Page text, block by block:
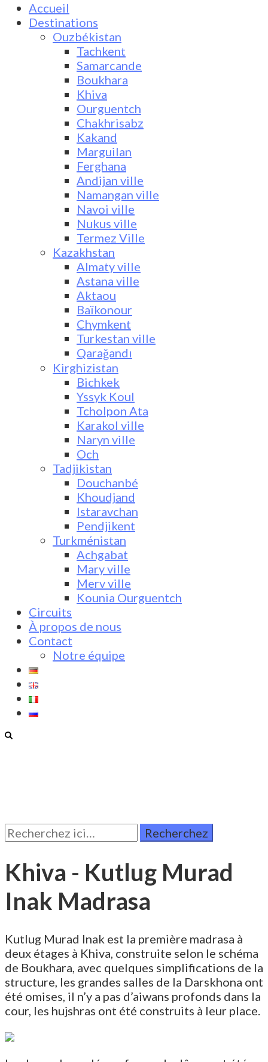
Accueil
Destinations
Ouzbékistan
Tachkent
Samarcande
Boukhara
Khiva
Ourguentch
Chakhrisabz
Kakand
Marguilan
Ferghana
Andijan ville
Namangan ville
Navoi ville
Nukus ville
Termez Ville
Kazakhstan
Almaty ville
Astana ville
Aktaou
Baïkonour
Chymkent
Turkestan ville
Qarağandı
Kirghizistan
Bichkek
Yssyk Koul
Tcholpon Ata
Karakol ville
Naryn ville
Och
Tadjikistan
Douchanbé
Khoudjand
Istaravchan
Pendjikent
Turkménistan
Achgabat
Mary ville
Merv ville
Kounia Ourguentch
Circuits
À propos de nous
Contact
Notre équipe
Rechercher:
Khiva - Kutlug Murad
Inak Madrasa
Kutlug Murad Inak est la première madrasa à
deux étages à Khiva, construite selon le schéma
de Boukhara, avec quelques simplifications de la
structure, les grandes salles de la Darskhona ont
été omises, il n’y a pas d’aiwans profonds dans la
cour, les hujshras ont été construits à leur place.